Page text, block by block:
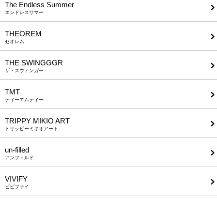
The Endless Summer
エンドレスサマー
THEOREM
セオレム
THE SWINGGGR
ザ・スウィンガー
TMT
ティーエムティー
TRIPPY MIKIO ART
トリッピーミキオアート
un-filled
アンフィルド
VIVIFY
ビビファイ